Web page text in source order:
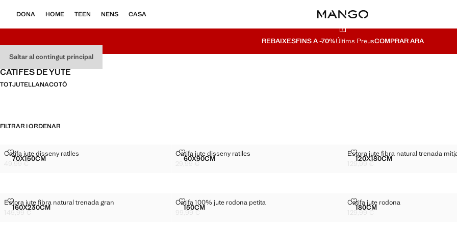
Saltar al contingut principal
DONA HOME TEEN NENS CASA
REBAIXESFINS A -70%Últims PreusCOMPRAR ARA
CATIFES DE YUTE
TOTJUTELLANACOTÓ
FILTRAR I ORDENAR
Talles
70X150CMCATIFA JUTE DISSENY RATLLES
Catifa jute disseny ratlles
CATIFA JUTE DISSENY RATLLES
49,99 €
Talles
60X90CMCATIFA JUTE DISSENY RATLLES
Catifa jute disseny ratlles
CATIFA JUTE DISSENY RATLLES
29,99 €
Talles
120X180CMESTORA JUTE FIBRA
Estora jute fibra natural trenada
ESTORA JUTE FIBRA NATURAL
129,99 €
Talles
160X230CMESTORA JUTE FIBRA NATURAL TRENADA GRAN
Estora jute fibra natural trenada gran
ESTORA JUTE FIBRA NATURAL TRENADA GRAN
149,99 €
Talles
150CMCATIFA 100% JUTE RODONA PETITA
Catifa 100% jute rodona petita
CATIFA 100% JUTE RODONA PETITA
99,99 €
Talles
180CMCATIFA JUTE RODONA
Catifa jute rodona
CATIFA JUTE RODONA
129,99 €